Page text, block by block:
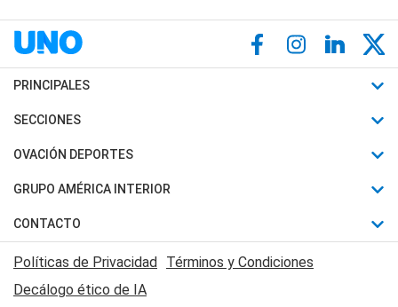
PRINCIPALES
Últimas Noticias
Política
Judiciales
Economia
SECCIONES
Horóscopo
Motores
Trucos caseros
Series y Películas
Edictos y Solicitadas
OVACIÓN DEPORTES
Fútbol
Mundial
Automovilismo
Rugby
GRUPO AMÉRICA INTERIOR
Canal 7 en Vivo
CONTACTO
Acerca de Nosotros
Contactanos
Políticas de Privacidad Términos y Condiciones
Decálogo ético de IA